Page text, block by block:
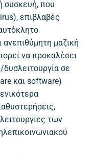
συσκευή, που
επιβλαβές
ανεπιθύμητη μαζική
να προκαλέσει
σε
και software)
των